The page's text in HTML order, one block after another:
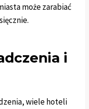
może zarabiać
i
wiele hoteli